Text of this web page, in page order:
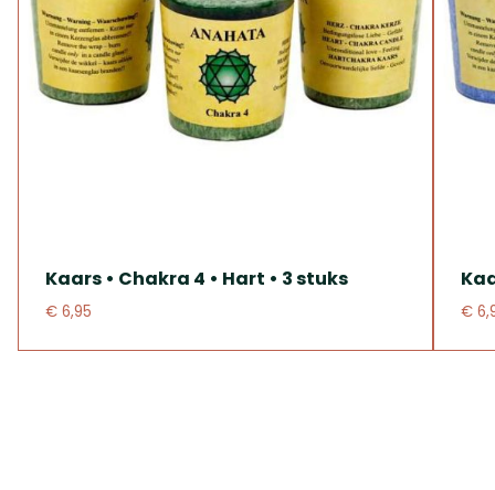
Kaars • Chakra 4 • Hart • 3 stuks
€ 6,95 €